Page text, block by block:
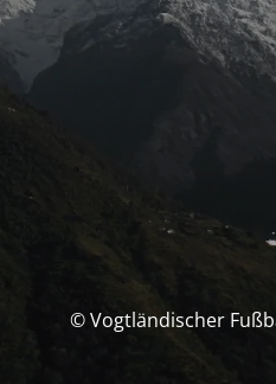
© Vogtländischer